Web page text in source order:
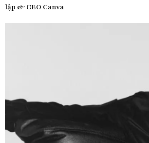
lập & CEO Canva